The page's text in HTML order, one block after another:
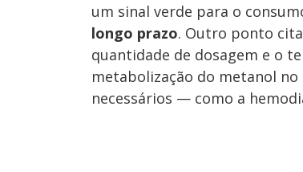
um sinal verde para o
longo prazo. Outro ponto
quantidade de dosagem e o
metabolização do metanol
necessários — como a